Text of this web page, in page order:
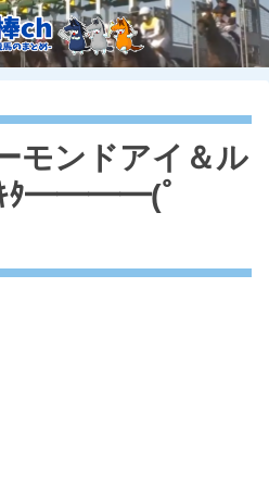
モンドアイ＆ル
ｷﾀ━━━━(ﾟ